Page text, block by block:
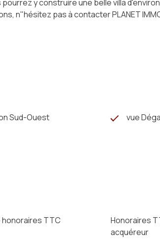
y construire une belle villa
n"hésitez pas à contacter PLANET
Sud-Ouest vue
honoraires TTC
Honoraires
acquéreur